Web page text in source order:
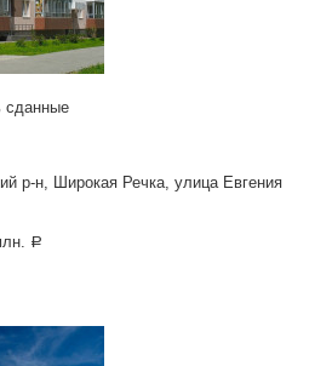
сданные
р-н, Широкая Речка, улица Евгения
a